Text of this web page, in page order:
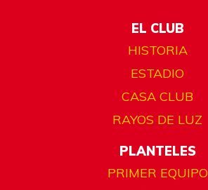
EL CLUB
HISTORIA
ESTADIO
CASA CLUB
RAYOS DE LUZ
PLANTELES
PRIMER EQUIPO